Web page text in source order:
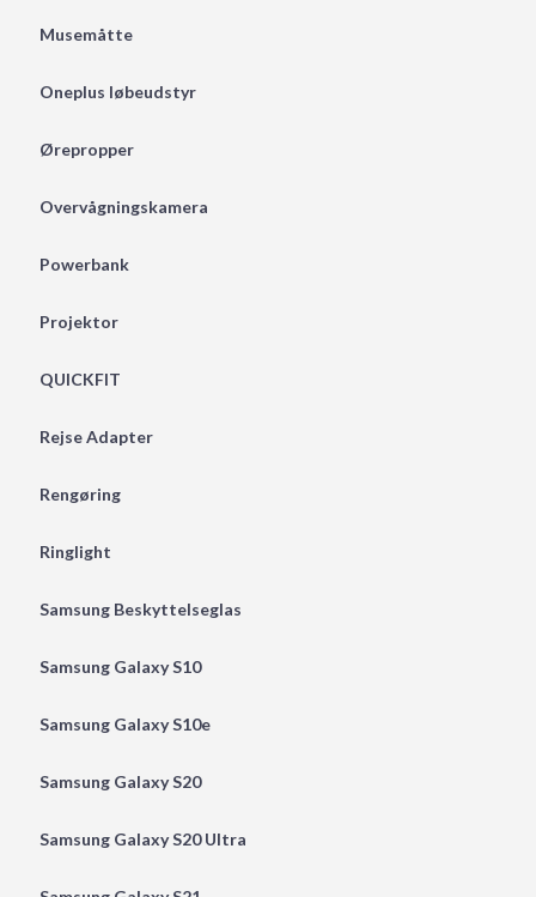
Musemåtte
Oneplus løbeudstyr
Ørepropper
Overvågningskamera
Powerbank
Projektor
QUICKFIT
Rejse Adapter
Rengøring
Ringlight
Samsung Beskyttelseglas
Samsung Galaxy S10
Samsung Galaxy S10e
Samsung Galaxy S20
Samsung Galaxy S20 Ultra